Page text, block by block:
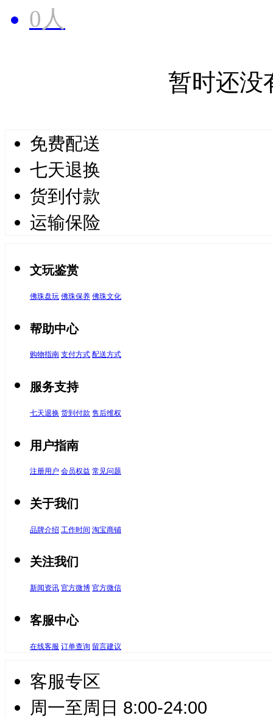
0人
暂时还没
免费配送
七天退换
货到付款
运输保险
文玩鉴赏
佛珠盘玩 佛珠保养 佛珠文化
帮助中心
购物指南 支付方式 配送方式
服务支持
七天退换 货到付款 售后维权
用户指南
注册用户 会员权益 常见问题
关于我们
品牌介绍 工作时间 淘宝商铺
关注我们
新闻资讯 官方微博 官方微信
客服中心
在线客服 订单查询 留言建议
客服专区
周一至周日 8:00-24:00